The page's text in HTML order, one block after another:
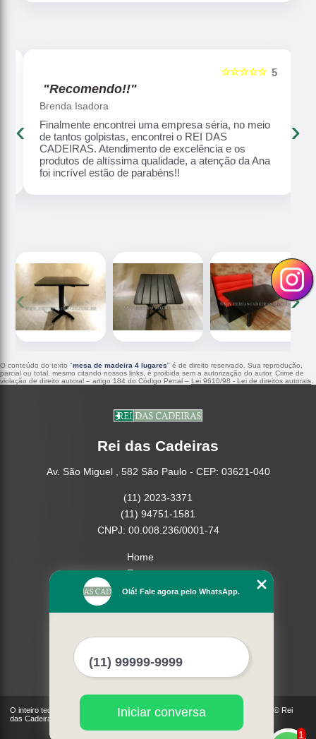
5
☆☆☆☆☆
"Recomendo!!"
Brenda Isadora
Finalmente encontrei uma empresa séria, no meio
de tantos golpistas, encontrei o REI DAS
CADEIRAS. Atendimento de excelência e os
produtos de altíssima qualidade, a atenção da Ana
foi incrível estão de parabéns!!
‹ ›
‹ ›
O conteúdo do texto "mesa de madeira 4 lugares" é de direito reservado. Sua reprodução,
parcial ou total, mesmo citando nossos links, é proibida sem a autorização do autor. Crime de
violação de direito autoral – artigo 184 do Código Penal – Lei 9610/98 - Lei de direitos autorais.
Rei das Cadeiras
Av. São Miguel , 582 São Paulo - CEP: 03621-040
(11) 2023-3371
(11) 94751-1581
CNPJ: 00.008.236/0001-74
Home
Empresa
Missão
Mapa do site
O inteiro teor deste site está sujeito à proteção de direitos autorais. Copyright© Rei
das Cadeiras (Lei 9610 de 19/02/1998)
1
Olá! Fale agora pelo WhatsApp.
Iniciar conversa